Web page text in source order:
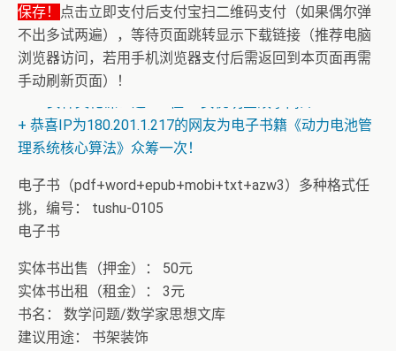
保存！
点击立即支付后支付宝扫二维码支付（如果偶尔弹
不出多试两遍），等待页面跳转显示下载链接（推荐电脑
浏览器访问，若用手机浏览器支付后需返回到本页面再需
手动刷新页面）！
+ AV女神三上悠亚AI换脸小视频
+ 恭喜IP为180.201.1.217的网友为电子书籍《动力电池管
理系统核心算法》众筹一次！
电子书（pdf+word+epub+mobi+txt+azw3）多种格式任
挑，编号： tushu-0105
电子书
实体书出售（押金）： 50元
实体书出租（租金）： 3元
书名： 数学问题/数学家思想文库
建议用途： 书架装饰